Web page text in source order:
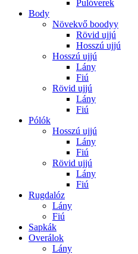
Pulóverek
Body
Növekvő boodyy
Rövid ujjú
Hosszú ujjú
Hosszú ujjú
Lány
Fiú
Rövid ujjú
Lány
Fiú
Pólók
Hosszú ujjú
Lány
Fiú
Rövid ujjú
Lány
Fiú
Rugdalóz
Lány
Fiú
Sapkák
Overálok
Lány